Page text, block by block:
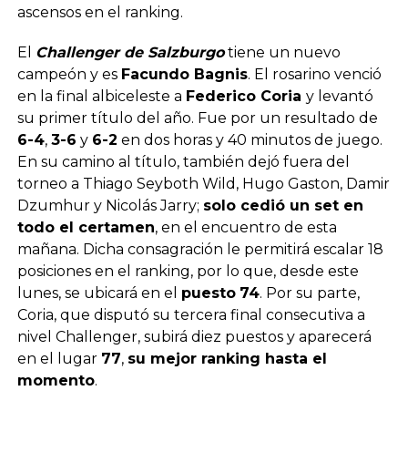
ascensos en el ranking.
El Challenger de Salzburgotiene un nuevo
campeón y es Facundo Bagnis. El rosarino venció
en la final albiceleste a Federico Coria y levantó
su primer título del año. Fue por un resultado de
6-4, 3-6 y 6-2 en dos horas y 40 minutos de juego.
En su camino al título, también dejó fuera del
torneo a Thiago Seyboth Wild, Hugo Gaston, Damir
Dzumhur y Nicolás Jarry; solo cedió un set en
todo el certamen, en el encuentro de esta
mañana. Dicha consagración le permitirá escalar 18
posiciones en el ranking, por lo que, desde este
lunes, se ubicará en el puesto 74. Por su parte,
Coria, que disputó su tercera final consecutiva a
nivel Challenger, subirá diez puestos y aparecerá
en el lugar 77, su mejor ranking hasta el
momento.